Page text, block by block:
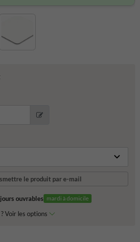
le produit par e-mail
ouvrables mardi à domicile
Voir les options